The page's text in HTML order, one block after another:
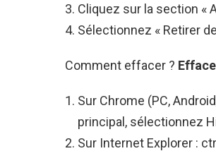
Cliquez sur la section «
Sélectionnez « Retirer
Comment effacer ?
Sur Chrome (PC,
principal, sélectionnez
Sur Internet Explorer :